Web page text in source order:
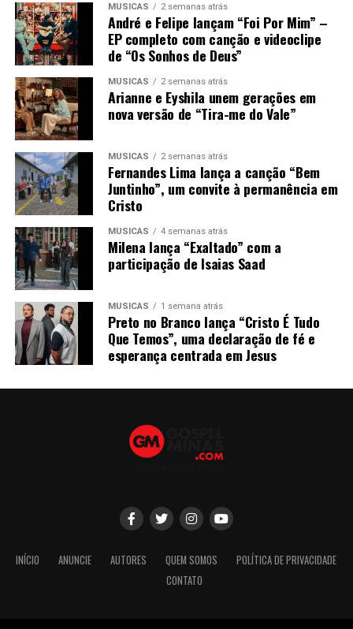
MÚSICAS 2 semanas atrás
André e Felipe lançam “Foi Por Mim” –
EP completo com canção e videoclipe
de “Os Sonhos de Deus”
MÚSICAS 2 semanas atrás
Arianne e Eyshila unem gerações em
nova versão de “Tira-me do Vale”
MÚSICAS 2 semanas atrás
Fernandes Lima lança a canção “Bem
Juntinho”, um convite à permanência em
Cristo
MÚSICAS 4 semanas atrás
Milena lança “Exaltado” com a
participação de Isaias Saad
MÚSICAS 1 semana atrás
Preto no Branco lança “Cristo É Tudo
Que Temos”, uma declaração de fé e
esperança centrada em Jesus
INÍCIO ANUNCIE AUTORES QUEM SOMOS
POLÍTICA DE PRIVACIDADE
CONTATO